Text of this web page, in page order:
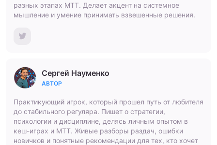
разных этапах МТТ. Делает акцент на системное
мышление и умение принимать взвешенные решения.
Сергей Науменко
АВТОР
Практикующий игрок, который прошел путь от любителя
до стабильного регуляра. Пишет о стратегии,
психологии и дисциплине, делясь личным опытом в
кеш-играх и МТТ. Живые разборы раздач, ошибки
новичков и понятные рекомендации для тех, кто хочет